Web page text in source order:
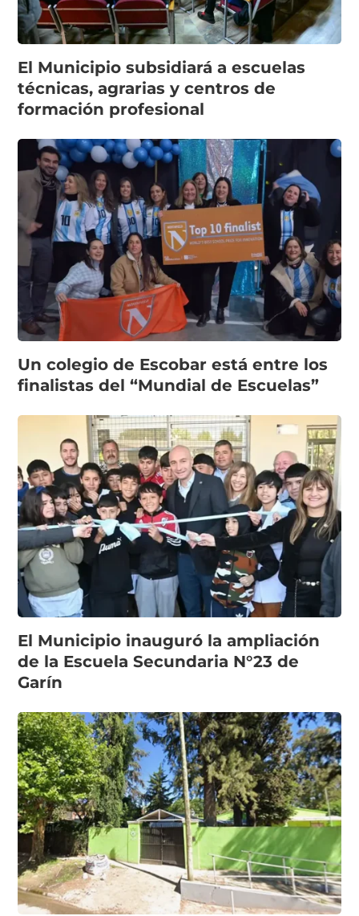
El Municipio subsidiará a escuelas
técnicas, agrarias y centros de
formación profesional
Un colegio de Escobar está entre los
finalistas del “Mundial de Escuelas”
El Municipio inauguró la ampliación
de la Escuela Secundaria N°23 de
Garín